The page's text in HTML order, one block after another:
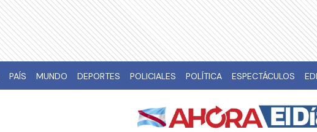
PAÍS MUNDO DEPORTES POLICIALES POLÍTICA ESPECTÁCULOS